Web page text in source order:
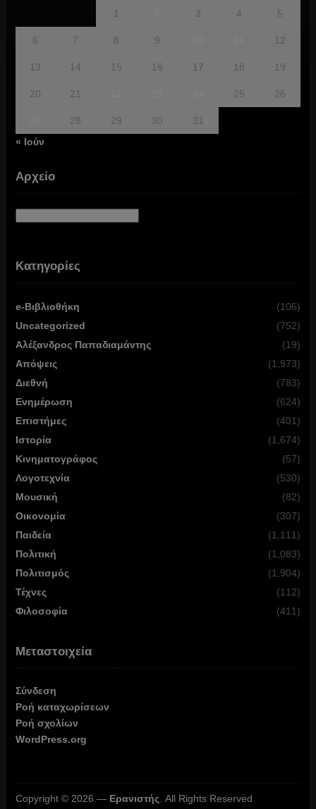
1 3 4 5
6 7 8 9 12
13 14 15 16 17 18 19
20 21 25 26
28 29 30
31
« Ιούν
Αρχείο
Κατηγορίες
e-Βιβλιοθήκη
(106)
Uncategorized
(752)
Αλέξανδρος Παπαδιαμάντης
(19)
Απόψεις
(1,973)
Διεθνή
(783)
Ενημέρωση
(624)
Επιστήμες
(401)
Ιστορία
(1,674)
Κινηματογράφος
(57)
Λογοτεχνία
(530)
Μουσική
(82)
Οικονομία
(307)
Παιδεία
(1,111)
Πολιτική
(1,083)
Πολιτισμός
(1,904)
Τέχνες
(112)
Φιλοσοφία
(411)
Μεταστοιχεία
Σύνδεση
Ροή καταχωρίσεων
Ροή σχολίων
WordPress.org
Copyright © 2026 — Ερανιστής. All Rights Reserved